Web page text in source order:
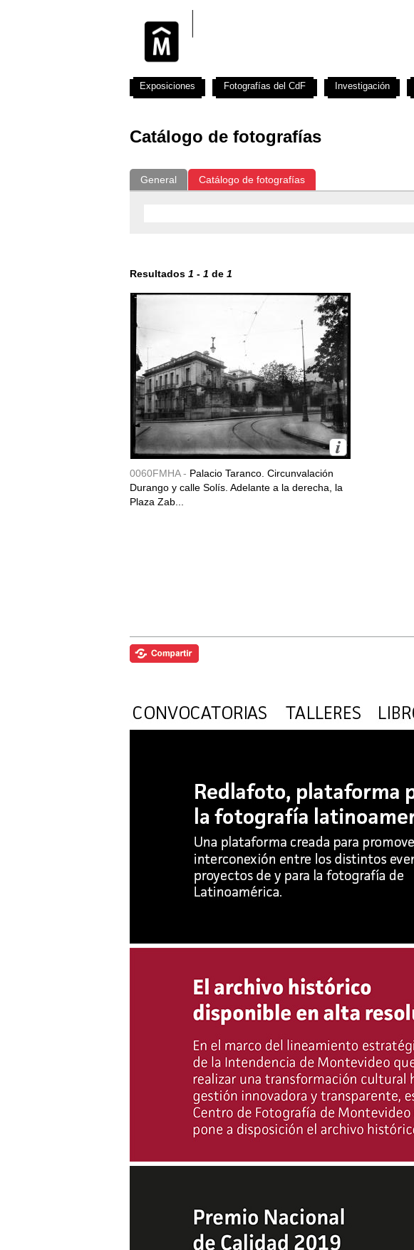
Catálogo de fotografías
General Catálogo de fotografías
Resultados 1 - 1 de 1
0060FMHA - Palacio Taranco. Circunvalación
Durango y calle Solís. Adelante a la derecha, la
Plaza Zab...
Exposiciones Fotografías del CdF Investigación